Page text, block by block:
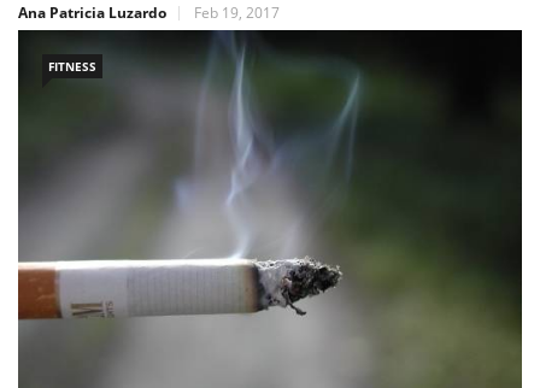
Ana Patricia Luzardo
Feb 19, 2017
FITNESS